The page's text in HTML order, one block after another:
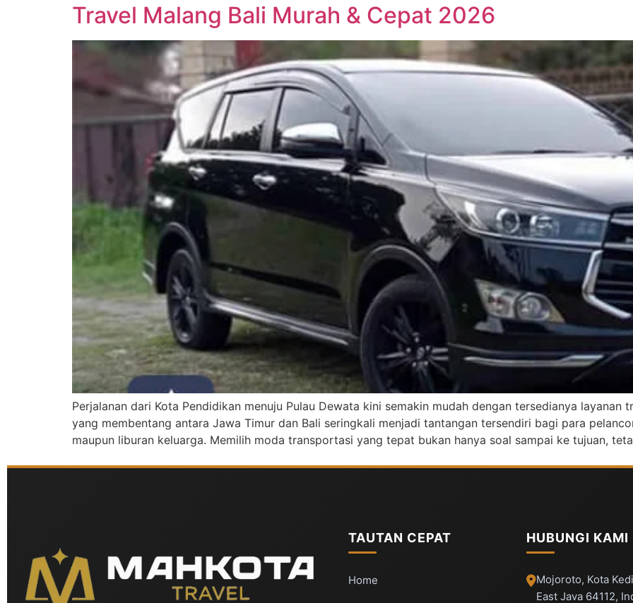
Travel Malang Bali Murah & Cepat 2026
Perjalanan dari Kota Pendidikan menuju Pulau Dewata kini semakin mudah dengan tersedianya layanan
yang membentang antara Jawa Timur dan Bali seringkali menjadi tantangan tersendiri bagi para
maupun liburan keluarga. Memilih moda transportasi yang tepat bukan hanya soal sampai ke tujuan,
TAUTAN CEPAT
Home
HUBUNGI KAMI
Mojoroto, Kota
East Java 64112,